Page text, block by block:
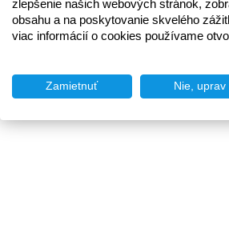
zlepšenie našich webových stránok,
obsahu a na poskytovanie skvelého
viac informácií o cookies používame
Zamietnuť Nie, uprav